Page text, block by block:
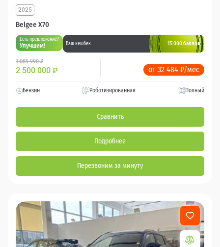
Belgee X70
2025
Есть предложение?
Улучшим! Ваш кешбек 15 000 баллов
3 085 990 ₽
2 500 000 ₽ от 32 484 ₽/мес
Бензин Роботизированная Полный
Сравнить
Подробнее
Перезвоним за минуту